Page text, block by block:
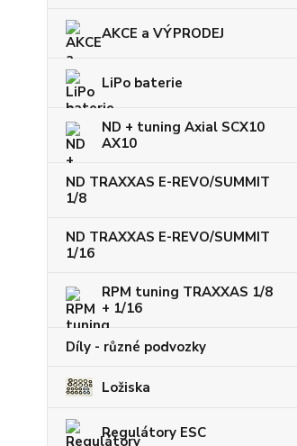
AKCE a VÝPRODEJ
LiPo baterie
ND + tuning Axial SCX10
AX10
ND TRAXXAS E-REVO/SUMMIT
1/8
ND TRAXXAS E-REVO/SUMMIT
1/16
RPM tuning TRAXXAS 1/8
+ 1/16
Díly - různé podvozky
Ložiska
Regulátory ESC